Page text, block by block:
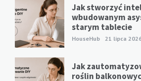
Jak stworzyć
wbudowanym
starym tablecie
HouseHub 21 lipca
Jak
roślin